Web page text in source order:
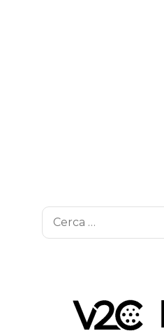
Ricerca
per: